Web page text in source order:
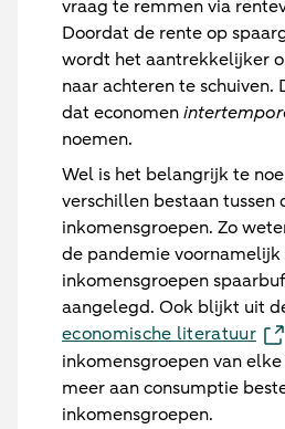
vraag te remmen via
Doordat de rente op
wordt het aantrekkelijker
naar achteren te schuiven.
dat economen
noemen.
Wel is het belangrijk te
verschillen bestaan tussen
inkomensgroepen. Zo
de pandemie voornamelijk
inkomensgroepen
aangelegd. Ook blijkt uit
economische literatuur
inkomensgroepen van
meer aan consumptie
inkomensgroepen.